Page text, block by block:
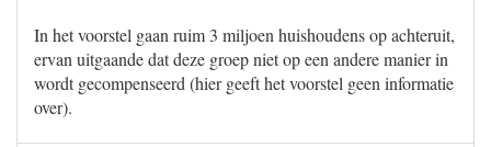
In het voorstel gaan ruim 3 miljoen huishoudens op achteruit,
ervan uitgaande dat deze groep niet op een andere manier in
wordt gecompenseerd (hier geeft het voorstel geen informatie
over).